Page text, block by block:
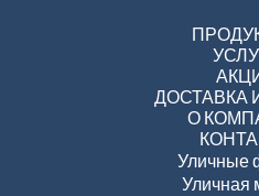
ДОСТАВКА
О
Уличные
Уличная